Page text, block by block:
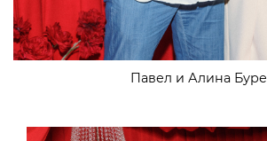
Павел и Алина Буре